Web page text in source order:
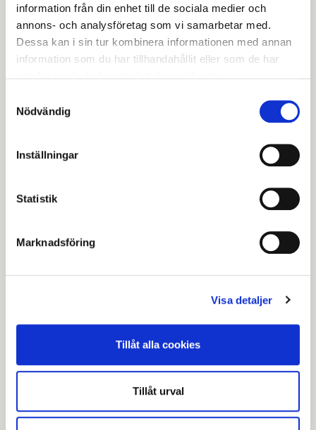
information från din enhet till de sociala medier och
annons- och analysföretag som vi samarbetar med.
Dessa kan i sin tur kombinera informationen med annan
information som du har tillhandahållit eller som de har
Nödvändig
Inställningar
Statistik
Marknadsföring
Visa detaljer
Tillåt alla cookies
Tillåt urval
Storsjön (Ingolsbenning)
Lilla Mörtaren
Stora Gåslungen
Dammsjön (Gäsjö)
Stensjön
Spjuten
Stora Ristjärnen
Toftsjön
Fagersta
Sjöarna inom Fagersta kommun är, liksom i Norberg,
relativt försurningskänsliga. De är ofta näringsfattiga